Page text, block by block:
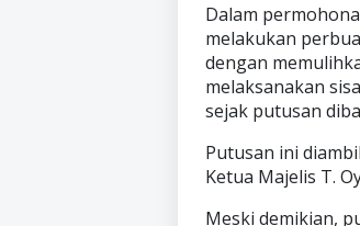
Dalam
melakukan
dengan
melaksanakan
sejak putusan
Putusan ini
Ketua Majelis T.
Meski demikian,